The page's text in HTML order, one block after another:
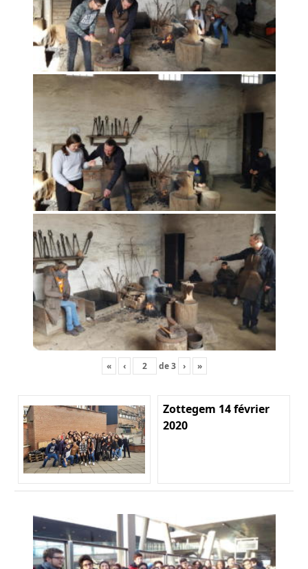
« ‹ de3 › »
Zottegem 14 février
2020